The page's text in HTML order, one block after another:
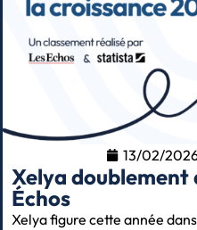
13/02/
Xelya doublement
Échos
Xelya figure cette année